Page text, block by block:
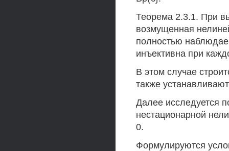
Теорема 2.3.1. При
возмущенная
полностью
инъективна при
В этом случае
также
Далее исследуется
нестационарной
0.
Формулируются